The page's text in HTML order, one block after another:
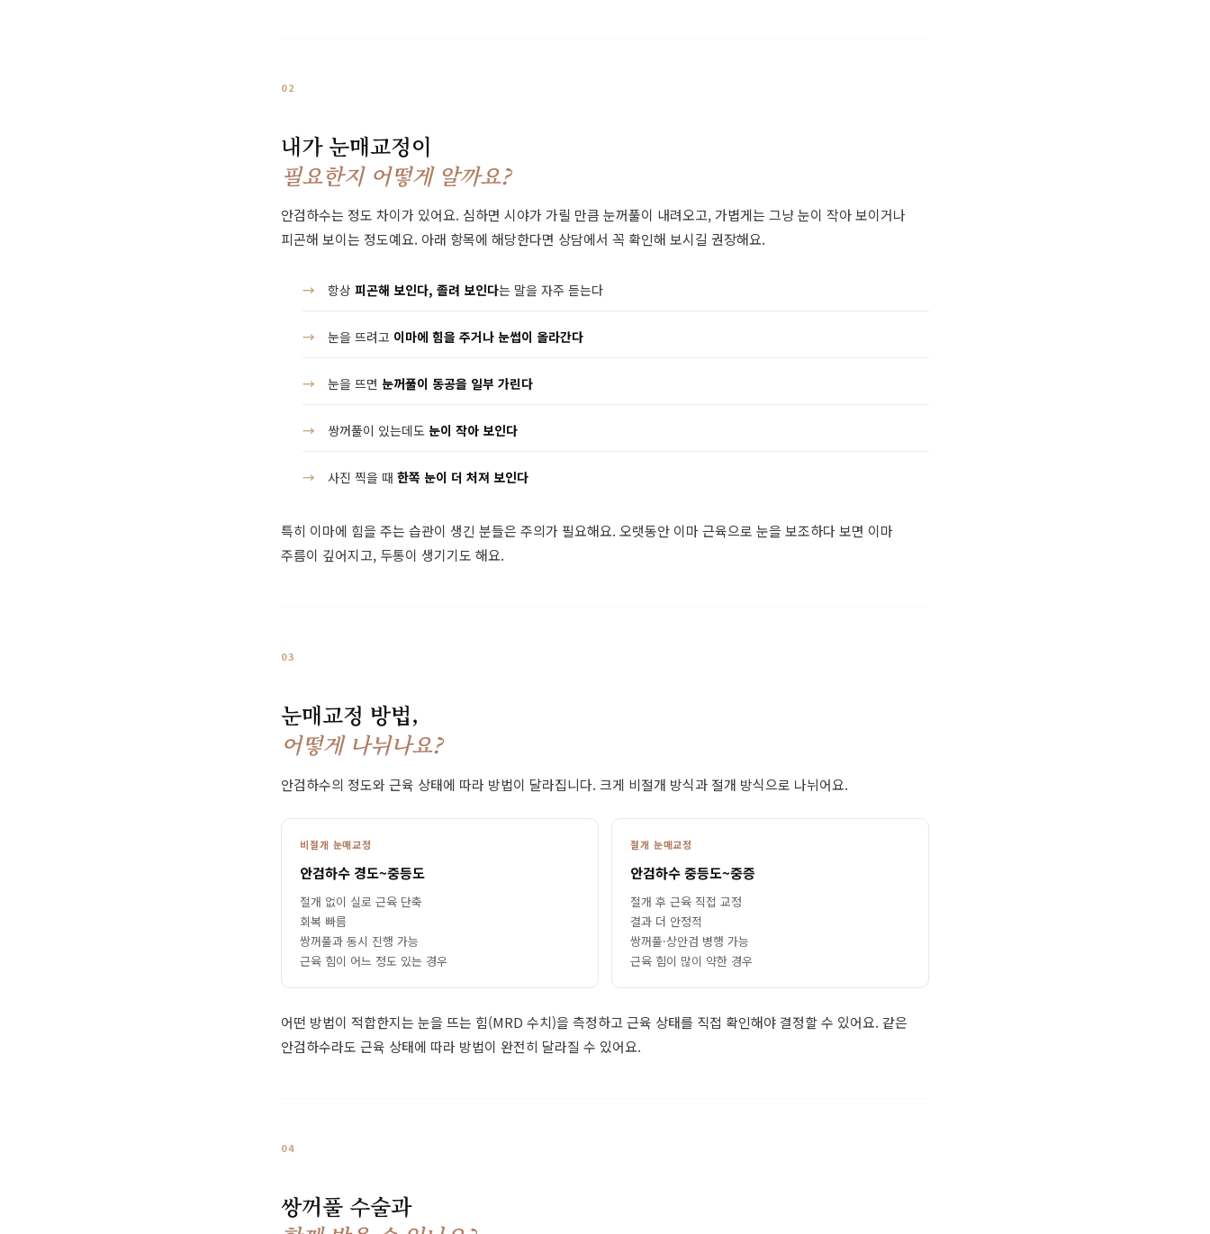
02
내가 눈매교정이
필요한지 어떻게 알까요?
안검하수는 정도 차이가 있어요. 심하면 시야가 가릴 만큼 눈꺼풀이 내려오고, 가볍게는 그냥 눈이 작아 보이거나
피곤해 보이는 정도예요. 아래 항목에 해당한다면 상담에서 꼭 확인해 보시길 권장해요.
항상 피곤해 보인다, 졸려 보인다는 말을 자주 듣는다
눈을 뜨려고 이마에 힘을 주거나 눈썹이 올라간다
눈을 뜨면 눈꺼풀이 동공을 일부 가린다
쌍꺼풀이 있는데도 눈이 작아 보인다
사진 찍을 때 한쪽 눈이 더 처져 보인다
특히 이마에 힘을 주는 습관이 생긴 분들은 주의가 필요해요. 오랫동안 이마 근육으로 눈을 보조하다 보면 이마
주름이 깊어지고, 두통이 생기기도 해요.
03
눈매교정 방법,
어떻게 나뉘나요?
안검하수의 정도와 근육 상태에 따라 방법이 달라집니다. 크게 비절개 방식과 절개 방식으로 나뉘어요.
비절개 눈매교정
안검하수 경도~중등도
절개 없이 실로 근육 단축
회복 빠름
쌍꺼풀과 동시 진행 가능
근육 힘이 어느 정도 있는 경우
절개 눈매교정
안검하수 중등도~중증
절개 후 근육 직접 교정
결과 더 안정적
쌍꺼풀·상안검 병행 가능
근육 힘이 많이 약한 경우
어떤 방법이 적합한지는 눈을 뜨는 힘(MRD 수치)을 측정하고 근육 상태를 직접 확인해야 결정할 수 있어요. 같은
안검하수라도 근육 상태에 따라 방법이 완전히 달라질 수 있어요.
04
쌍꺼풀 수술과